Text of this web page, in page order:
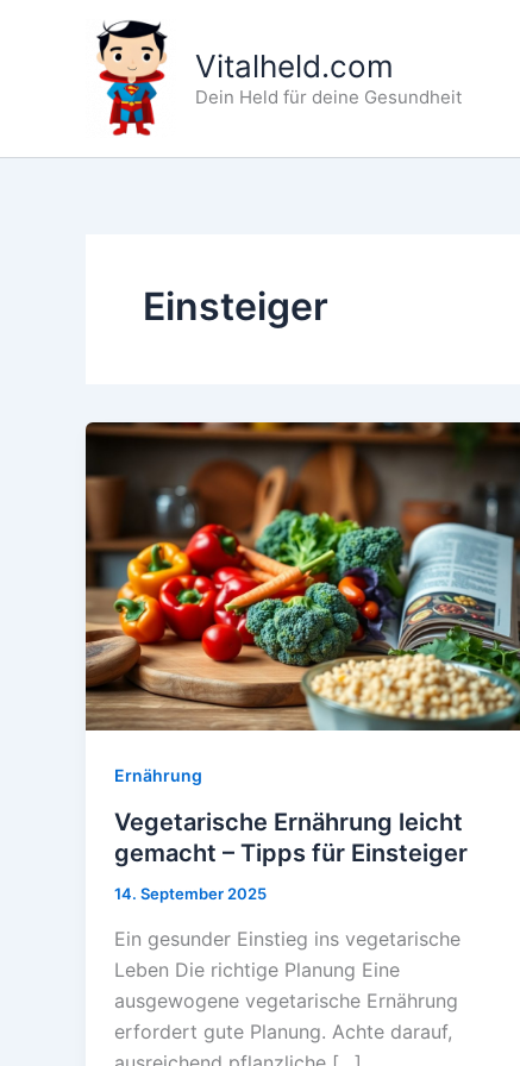
Vitalheld.com
Dein Held für deine Gesundheit
Einsteiger
Ernährung
Vegetarische Ernährung leicht
gemacht – Tipps für Einsteiger
14. September 2025
Ein gesunder Einstieg ins vegetarische
Leben Die richtige Planung Eine
ausgewogene vegetarische Ernährung
erfordert gute Planung. Achte darauf,